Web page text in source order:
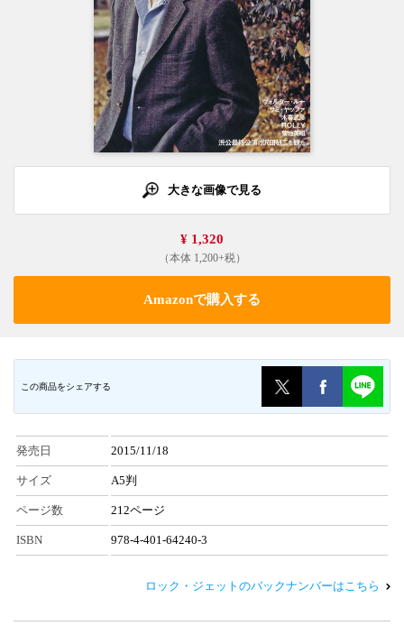
大きな画像で見る
¥ 1,320
（本体 1,200+税）
Amazonで購入する
この商品をシェアする
発売日 2015/11/18
サイズ A5判
ページ数 212ページ
ISBN 978-4-401-64240-3
ロック・ジェットのバックナンバーはこちら